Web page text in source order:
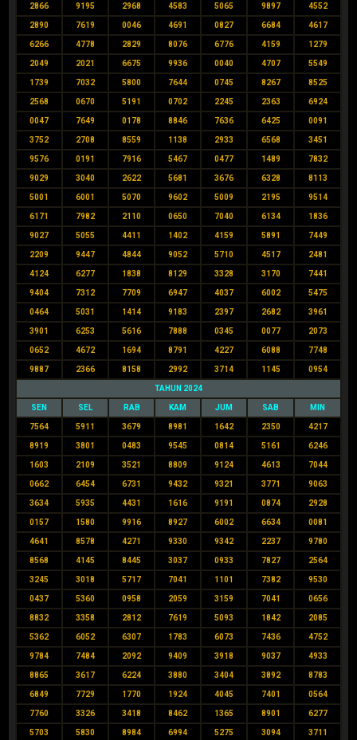
2866 9195 2968 4583 5065 9897 4552
2890 7619 0046 4691 0827 6684 4617
6266 4778 2829 8076 6776 4159 1279
2049 2021 6675 9936 0040 4707 5549
1739 7032 5800 7644 0745 8267 8525
2568 0670 5191 0702 2245 2363 6924
0047 7649 0178 8846 7636 6425 0091
3752 2708 8559 1138 2933 6568 3451
9576 0191 7916 5467 0477 1489 7832
9029 3040 2622 5681 3676 6328 8113
5001 6001 5070 9602 5009 2195 9514
6171 7982 2110 0650 7040 6134 1836
9027 5055 4411 1402 4159 5891 7449
2209 9447 4844 9052 5710 4517 2481
4124 6277 1838 8129 3328 3170 7441
9404 7312 7709 6947 4037 6002 5475
0464 5031 1414 9183 2397 2682 3961
3901 6253 5616 7888 0345 0077 2073
0652 4672 1694 8791 4227 6088 7748
9887 2366 8158 2992 3714 1145 0954
TAHUN 2024
SEN SEL RAB KAM JUM SAB MIN
7564 5911 3679 8981 1642 2350 4217
8919 3801 0483 9545 0814 5161 6246
1603 2109 3521 8809 9124 4613 7044
0662 6454 6731 9432 9321 3771 9063
3634 5935 4431 1616 9191 0874 2928
0157 1580 9916 8927 6002 6634 0081
4641 8578 4271 9330 9342 2237 9780
8568 4145 8445 3037 0933 7827 2564
3245 3018 5717 7041 1101 7382 9530
0437 5360 0958 2059 3159 7041 0656
8832 3358 2812 7619 5093 1842 2085
5362 6052 6307 1783 6073 7436 4752
9784 7484 2092 9409 3918 9037 4933
8865 3617 6224 3880 3404 3892 8783
6849 7729 1770 1924 4045 7401 0564
7760 3326 3418 8462 1365 8901 6277
5703 5830 8984 6994 5275 3094 3711